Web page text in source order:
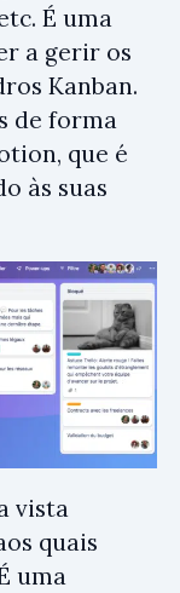
É uma
a gerir os
Kanban.
de forma
que é
às suas
vista
quais
uma